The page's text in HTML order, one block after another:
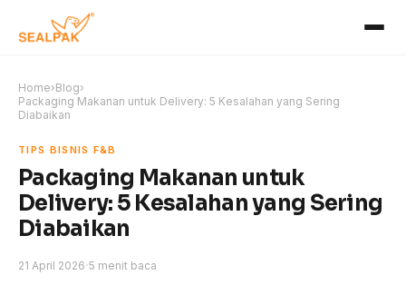
Home›Blog›
Packaging Makanan untuk Delivery: 5 Kesalahan yang Sering
Diabaikan
TIPS BISNIS F&B
Packaging Makanan untuk
Delivery: 5 Kesalahan yang Sering
Diabaikan
21 April 2026·5 menit baca